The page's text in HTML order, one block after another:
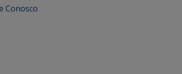
Conosco